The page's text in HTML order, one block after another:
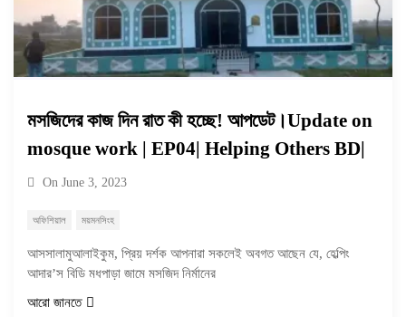
মসজিদের কাজ দিন রাত কী হচ্ছে! আপডেট।Update on
mosque work | EP04| Helping Others BD|
On June 3, 2023
অফিশিয়াল ময়মনসিংহ
আসসালামুআলাইকুম, প্রিয় দর্শক আপনারা সকলেই অবগত আছেন যে, হেল্পিং
আদার’স বিডি মধপাড়া জামে মসজিদ নির্মানের
আরো জানতে